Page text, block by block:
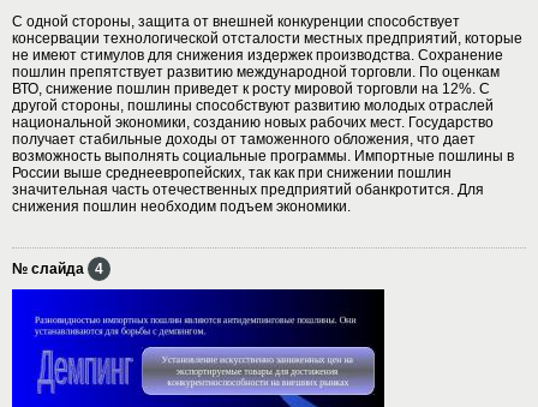
С одной стороны, защита от внешней конкуренции способствует
консервации технологической отсталости местных предприятий, которые
не имеют стимулов для снижения издержек производства. Сохранение
пошлин препятствует развитию международной торговли. По оценкам
ВТО, снижение пошлин приведет к росту мировой торговли на 12%. С
другой стороны, пошлины способствуют развитию молодых отраслей
национальной экономики, созданию новых рабочих мест. Государство
получает стабильные доходы от таможенного обложения, что дает
возможность выполнять социальные программы. Импортные пошлины в
России выше среднеевропейских, так как при снижении пошлин
значительная часть отечественных предприятий обанкротится. Для
снижения пошлин необходим подъем экономики.
№ слайда 4